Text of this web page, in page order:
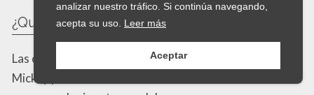
¿Qué debe tener una maleta Mickey?
Las características que debes buscar en una maleta
Mickey para ti o tu niño son exactamente las mismas
analizar nuestro tráfico. Si continúa navegando,
acepta su uso. Leer más
Aceptar